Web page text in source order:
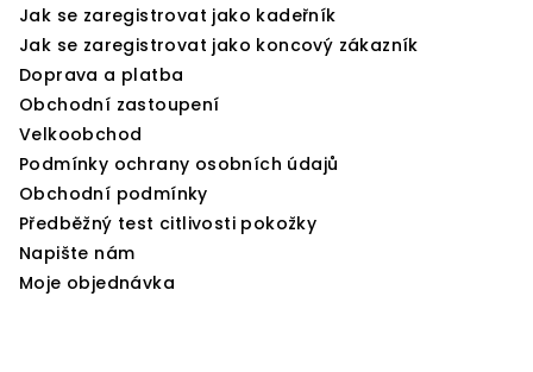
Jak se zaregistrovat jako kadeřník
Jak se zaregistrovat jako koncový zákazník
Doprava a platba
Obchodní zastoupení
Velkoobchod
Podmínky ochrany osobních údajů
Obchodní podmínky
Předběžný test citlivosti pokožky
Napište nám
Moje objednávka